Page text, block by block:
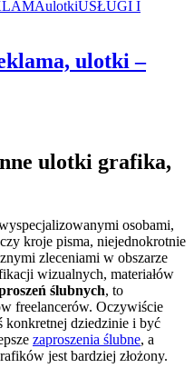
ulotkiUSŁUGI I
ulotki –
ulotki grafika,
osobami,
kroje pisma, niejednokrotnie
zleceniami w obszarze
wizualnych, materiałów
ślubnych, to
freelancerów. Oczywiście
konkretnej dziedzinie i być
zaproszenia ślubne, a
jest bardziej złożony.